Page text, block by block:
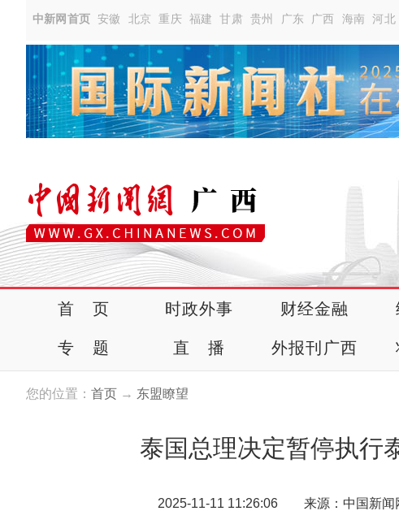
中新网首页 安徽 北京 重庆 福建 甘肃 贵州 广东 广西 海南 河北
首 页 时政外事 财经金融
专 题 直 播 外报刊广西
您的位置： 首页 → 东盟瞭望
泰国总理决定暂停执行
2025-11-11 11:26:06 来源：中国新闻